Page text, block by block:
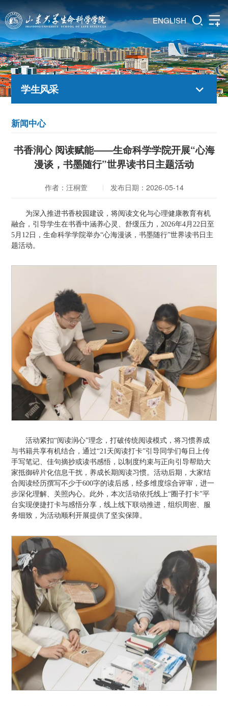
ENGLISH
学生风采
新闻中心
书香润心 阅读赋能——生命科学学院开展“心海
漫谈，书墨随行”世界读书日主题活动
作者：汪桐萱 发布日期：2026-05-14
为深入推进书香校园建设，将阅读文化与心理健康教育有机
融合，引导学生在书香中涵养心灵、舒缓压力，2026年4月22日至
5月12日，生命科学学院举办“心海漫谈，书墨随行”世界读书日主
题活动。
活动紧扣“阅读润心”理念，打破传统阅读模式，将习惯养成
与书籍共享有机结合，通过“21天阅读打卡”引导同学们每日上传
手写笔记、佳句摘抄或读书感悟，以制度约束与正向引导帮助大
家抵御碎片化信息干扰，养成长期阅读习惯。活动后期，大家结
合阅读经历撰写不少于600字的读后感，经多维度综合评审，进一
步深化理解、关照内心。此外，本次活动依托线上“圈子打卡”平
台实现便捷打卡与感悟分享，线上线下联动推进，组织周密、服
务细致，为活动顺利开展提供了坚实保障。